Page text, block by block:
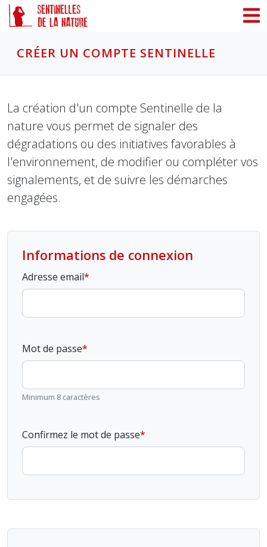
CRÉER UN COMPTE SENTINELLE
La création d'un compte Sentinelle de la
nature vous permet de signaler des
dégradations ou des initiatives favorables à
l'environnement, de modifier ou compléter vos
signalements, et de suivre les démarches
engagées.
Informations de connexion
Adresse email
Mot de passe
Minimum 8 caractères
Confirmez le mot de passe
Panneau de gestion des cookies